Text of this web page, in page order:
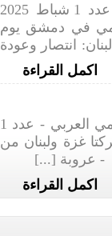
المجلة الثقافية للائحة القومي العربي - عدد 1 شباط 2025
في دمشق يوم
انتصار وعودة
اكمل القراءة
طلقة تنوير 96: المجلة الثقافية للائحة القومي العربي - عدد 1
- معركتا غزة ولبنان من
- عروبة [...]
اكمل القراءة